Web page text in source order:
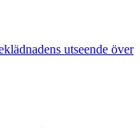
utseende över